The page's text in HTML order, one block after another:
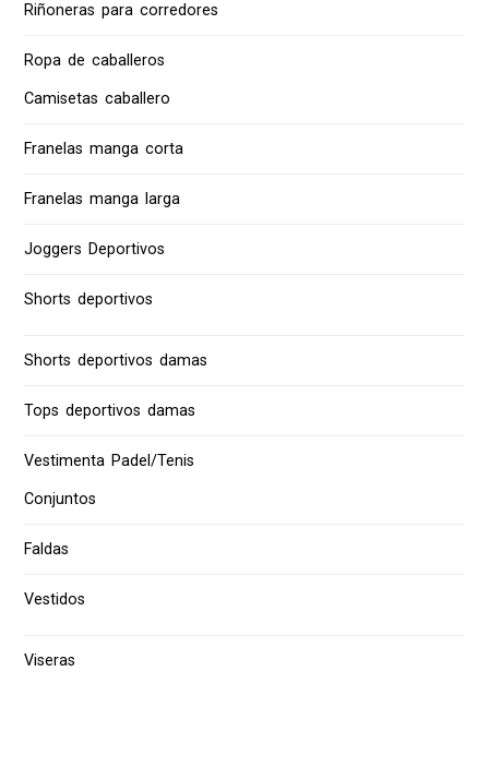
Riñoneras para corredores
Ropa de caballeros
Camisetas caballero
Franelas manga corta
Franelas manga larga
Joggers Deportivos
Shorts deportivos
Shorts deportivos damas
Tops deportivos damas
Vestimenta Padel/Tenis
Conjuntos
Faldas
Vestidos
Viseras